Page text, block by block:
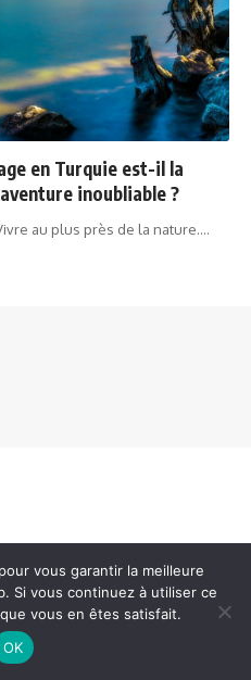
en Turquie est-il la
inoubliable ?
au plus près de la nature.…
vous garantir la meilleure
Si vous continuez à utiliser ce
vous en êtes satisfait.
OK